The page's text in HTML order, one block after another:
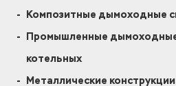
Композитные дымоходные
Промышленные
котельных
Металлические конструкции